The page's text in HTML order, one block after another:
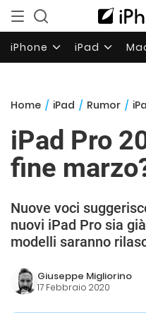
iPhone iPad
Home / iPad / Rumor /
iPad Pro
fine
Nuove voci
nuovi iPad Pro sia
modelli saranno
Giuseppe Migliorino
17 Febbraio 2020